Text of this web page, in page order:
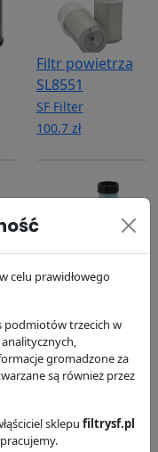
Filtr powietrza
SL8551
SF Filter
100.7 zł
Filtr powietrza
SF Filter
39.52 zł
celu prawidłowego
podmiotów trzecich w
gromadzone za
są również przez
sklepu filtrysf.pl